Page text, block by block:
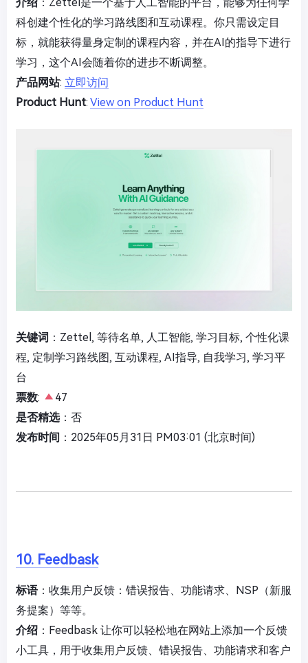
科创建个性化的学习路线图和互动课程。你只需设定目
标，就能获得量身定制的课程内容，并在AI的指导下进行
学习，这个AI会随着你的进步不断调整。
产品网站: 立即访问
Product Hunt: View on Product Hunt
关键词 ：Zettel, 等待名单, 人工智能, 学习目标, 个性化课
程, 定制学习路线图, 互动课程, AI指导, 自我学习, 学习平
台
票数:
47
是否精选：否
发布时间 ：2025年05月31日 PM03:01 (北京时间)
10. Feedbask
标语：收集用户反馈：错误报告、功能请求、NSP（新服
务提案）等等。
介绍 ：Feedbask 让你可以轻松地在网站上添加一个反馈
小工具，用于收集用户反馈、错误报告、功能请求和客户